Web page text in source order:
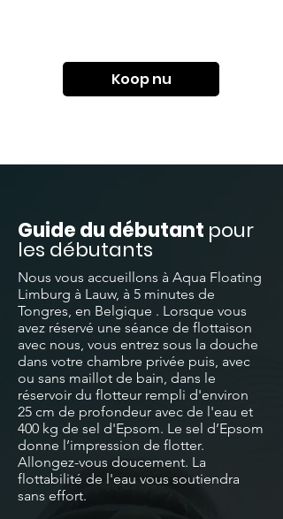
Koop nu
Guide du débutant pour
les débutants
Nous vous accueillons à Aqua Floating
Limburg à Lauw, à 5 minutes de
Tongres, en Belgique . Lorsque vous
avez réservé une séance de flottaison
avec nous, vous entrez sous la douche
dans votre chambre privée puis, avec
ou sans maillot de bain, dans le
réservoir du flotteur rempli d'environ
25 cm de profondeur avec de l'eau et
400 kg de sel d'Epsom. Le sel d’Epsom
donne l’impression de flotter.
Allongez-vous doucement. La
flottabilité de l'eau vous soutiendra
sans effort.